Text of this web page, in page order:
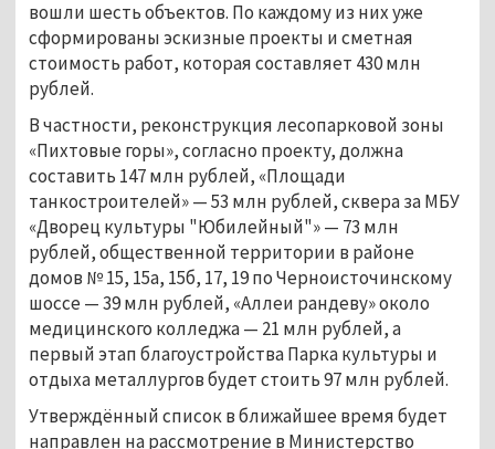
вошли шесть объектов. По каждому из них уже
сформированы эскизные проекты и сметная
стоимость работ, которая составляет 430 млн
рублей.
В частности, реконструкция лесопарковой зоны
«Пихтовые горы», согласно проекту, должна
составить 147 млн рублей, «Площади
танкостроителей» — 53 млн рублей, сквера за МБУ
«Дворец культуры "Юбилейный"» — 73 млн
рублей, общественной территории в районе
домов № 15, 15а, 15б, 17, 19 по Черноисточинскому
шоссе — 39 млн рублей, «Аллеи рандеву» около
медицинского колледжа — 21 млн рублей, а
первый этап благоустройства Парка культуры и
отдыха металлургов будет стоить 97 млн рублей.
Утверждённый список в ближайшее время будет
направлен на рассмотрение в Министерство